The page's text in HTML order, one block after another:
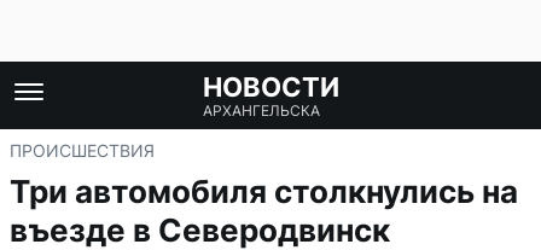
НОВОСТИ
АРХАНГЕЛЬСКА
ПРОИСШЕСТВИЯ
Три автомобиля столкнулись на
въезде в Северодвинск